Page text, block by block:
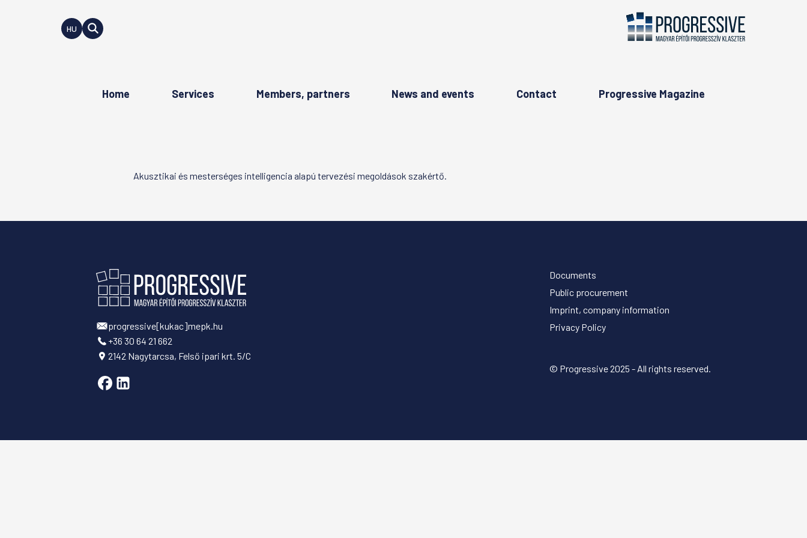
HU
Home Services Members, partners News and events Contact Progressive Magazine
Akusztikai és mesterséges intelligencia alapú tervezési megoldások szakértő.
progressive[kukac]mepk.hu
+36 30 64 21 662
2142 Nagytarcsa, Felső ipari krt. 5/C
Documents
Public procurement
Imprint, company information
Privacy Policy
© Progressive 2025 - All rights reserved.